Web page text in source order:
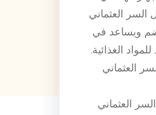
العثماني
ويساعد في
الغذائية.
العثماني
العثماني